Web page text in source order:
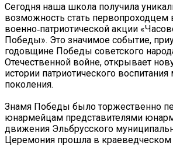
Сегодня наша школа получила
возможность стать первопроходцем
военно‑патриотической акции
Победы». Это значимое событие,
годовщине Победы советского
Отечественной войне, открывает
истории патриотического
поколения.
Знамя Победы было торжественно
юнармейцам представителями
движения Эльбрусского
Церемония прошла в краеведческом